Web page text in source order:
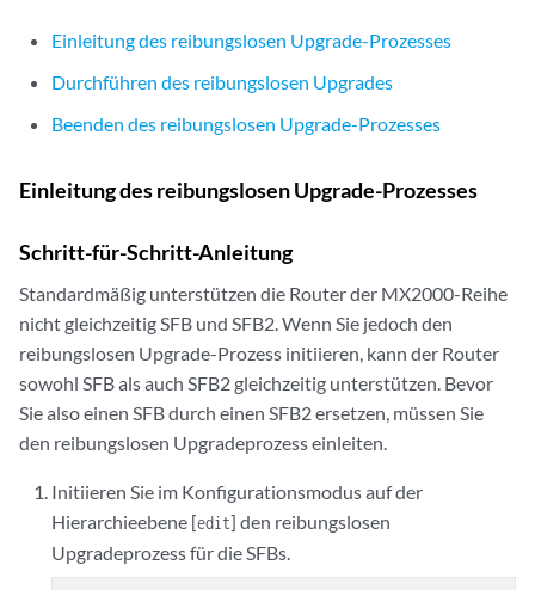
Einleitung des reibungslosen Upgrade-Prozesses
Durchführen des reibungslosen Upgrades
Beenden des reibungslosen Upgrade-Prozesses
Einleitung des reibungslosen Upgrade-Prozesses
Schritt-für-Schritt-Anleitung
Standardmäßig unterstützen die Router der MX2000-Reihe
nicht gleichzeitig SFB und SFB2. Wenn Sie jedoch den
reibungslosen Upgrade-Prozess initiieren, kann der Router
sowohl SFB als auch SFB2 gleichzeitig unterstützen. Bevor
Sie also einen SFB durch einen SFB2 ersetzen, müssen Sie
den reibungslosen Upgradeprozess einleiten.
Initiieren Sie im Konfigurationsmodus auf der
Hierarchieebene [edit] den reibungslosen
Upgradeprozess für die SFBs.